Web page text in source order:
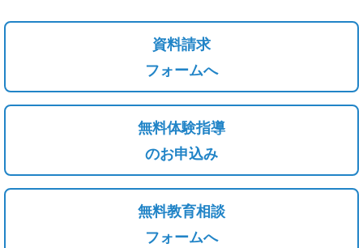
資料請求
フォームへ
無料体験指導
のお申込み
無料教育相談
フォームへ